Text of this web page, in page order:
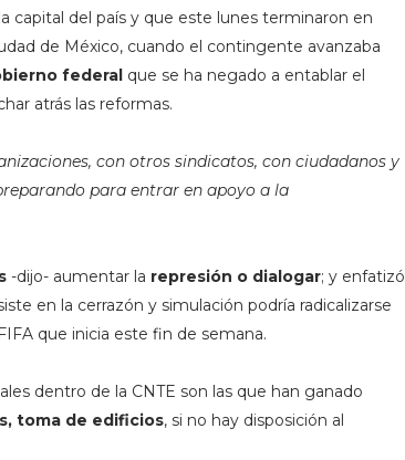
capital del país y que este lunes terminaron en
de México, cuando el contingente avanzaba
federal que se ha negado a entablar el
atrás las reformas.
con otros sindicatos, con ciudadanos y
para entrar en apoyo a la
-dijo- aumentar la represión o dialogar; y enfatizó
en la cerrazón y simulación podría radicalizarse
que inicia este fin de semana.
dentro de la CNTE son las que han ganado
toma de edificios, si no hay disposición al